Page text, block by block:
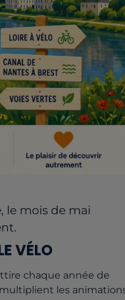
le mois de mai
VÉLO
chaque année de
les